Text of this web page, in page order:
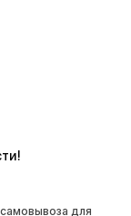
для